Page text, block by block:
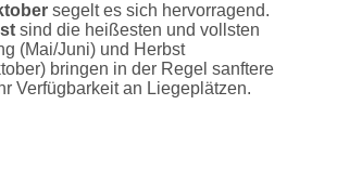
segelt es sich hervorragend.
sind die heißesten und vollsten
(Mai/Juni) und Herbst
bringen in der Regel sanftere
Verfügbarkeit an Liegeplätzen.